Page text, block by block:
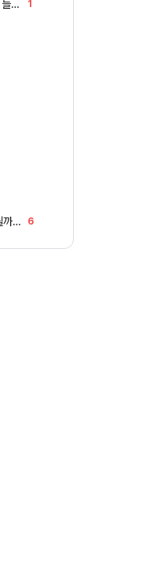
BMW 수리비 vs 볼보 수리비 누가 더 많이 들까요 ㅎ 1
5인 가족 제주도 여행가는데 렌트카 뭐 빌릴까요 ㅎ 6